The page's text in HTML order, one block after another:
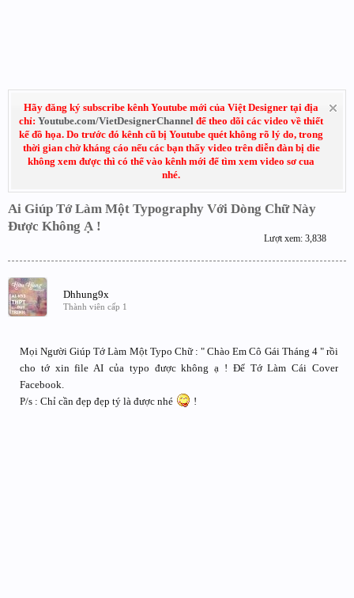
Hãy đăng ký subscribe kênh Youtube mới của Việt Designer tại địa
chỉ: Youtube.com/VietDesignerChannel để theo dõi các video về thiết
kế đồ họa. Do trước đó kênh cũ bị Youtube quét không rõ lý do, trong
thời gian chờ kháng cáo nếu các bạn thấy video trên diễn đàn bị die
không xem được thì có thể vào kênh mới để tìm xem video sơ cua
nhé.
Ai Giúp Tớ Làm Một Typography Với Dòng Chữ Này
Được Không Ạ !
Lượt xem: 3,838
Dhhung9x
Thành viên cấp 1
Mọi Người Giúp Tớ Làm Một Typo Chữ : " Chào Em Cô Gái Tháng 4 " rồi
cho tớ xin file AI của typo được không ạ ! Để Tớ Làm Cái Cover
Facebook.
P/s : Chỉ cần đẹp đẹp tý là được nhé
!